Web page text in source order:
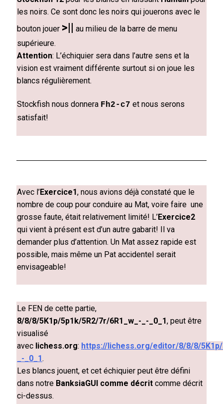
les noirs. Ce sont donc les noirs qui jouerons avec le
bouton jouer >|| au milieu de la barre de menu
supérieure.
Attention: L’échiquier sera dans l’autre sens et la
vision est vraiment différente surtout si on joue les
blancs régulièrement.
Stockfish nous donnera Fh2-c7 et nous serons
satisfait!
Avec l’Exercice1, nous avions déjà constaté que le
nombre de coup pour conduire au Mat, voire faire une
grosse faute, était relativement limité! L’Exercice2
qui vient à présent est d’un autre gabarit! Il va
demander plus d’attention. Un Mat assez rapide est
possible, mais même un Pat accidentel serait
envisageable!
Le FEN de cette partie,
8/8/8/5K1p/5p1k/5R2/7r/6R1_w_-_-_0_1, peut être
visualisé
avec lichess.org: https://lichess.org/editor/8/8/8/
_-_0_1.
Les blancs jouent, et cet échiquier peut être défini
dans notre BanksiaGUI comme décrit comme décrit
ci-dessus.